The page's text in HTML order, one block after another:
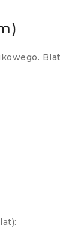
Blat